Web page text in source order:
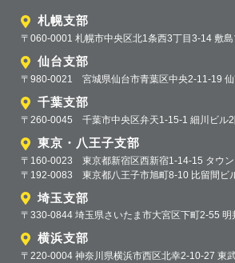
札幌支部
〒060-0001 札幌市中央区北1条西3丁目3-14 敷
仙台支部
〒980-0021 宮城県仙台市青葉区中央2-11-19
千葉支部
〒260-0045 千葉市中央区弁天1-15-1 細川ビル
東京・八王子支部
〒160-0023 東京都新宿区西新宿1-14-15 タウ
〒192-0083 東京都八王子市旭町8-10 比留間ビ
埼玉支部
〒330-0844 埼玉県さいたま市大宮区下町2-55 明
横浜支部
〒220-0004 神奈川県横浜市西区北幸2-10-27 東